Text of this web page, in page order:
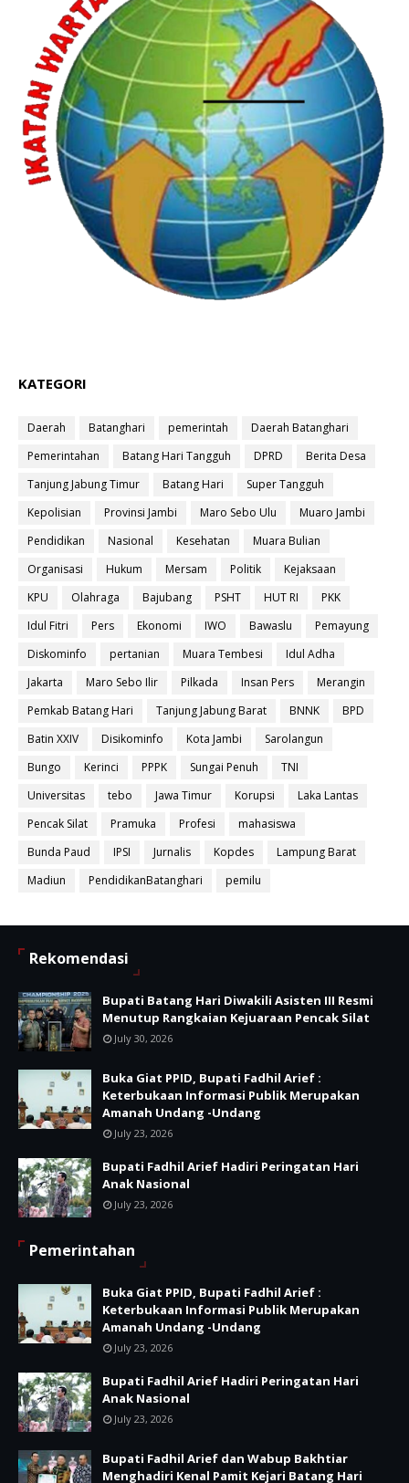
KATEGORI
Daerah Batanghari pemerintah
Daerah Batanghari
Pemerintahan
Batang Hari Tangguh DPRD
Berita Desa
Tanjung Jabung Timur
Batang Hari
Super Tangguh
Kepolisian
Provinsi Jambi Maro Sebo Ulu
Muaro Jambi
Pendidikan
Nasional Kesehatan
Muara Bulian
Organisasi
Hukum Mersam Politik
Kejaksaan
KPU
Olahraga Bajubang PSHT HUT RI
PKK
Idul Fitri
Pers Ekonomi IWO Bawaslu
Pemayung
Diskominfo
pertanian Muara Tembesi
Idul Adha
Jakarta
Maro Sebo Ilir Pilkada Insan Pers
Merangin
Pemkab Batang Hari
Tanjung Jabung Barat BNNK
BPD
Batin XXIV
Disikominfo Kota Jambi
Sarolangun
Bungo
Kerinci PPPK Sungai Penuh
TNI
Universitas
tebo Jawa Timur Korupsi
Laka Lantas
Pencak Silat
Pramuka Profesi
mahasiswa
Bunda Paud
IPSI Jurnalis Kopdes
Lampung Barat
Madiun
PendidikanBatanghari pemilu
Rekomendasi
Bupati Batang Hari Diwakili Asisten III Resmi
Menutup Rangkaian Kejuaraan Pencak Silat
July 30, 2026
Buka Giat PPID, Bupati Fadhil Arief :
Keterbukaan Informasi Publik Merupakan
Amanah Undang -Undang
July 23, 2026
Bupati Fadhil Arief Hadiri Peringatan Hari
Anak Nasional
July 23, 2026
Pemerintahan
Buka Giat PPID, Bupati Fadhil Arief :
Keterbukaan Informasi Publik Merupakan
Amanah Undang -Undang
July 23, 2026
Bupati Fadhil Arief Hadiri Peringatan Hari
Anak Nasional
July 23, 2026
Bupati Fadhil Arief dan Wabup Bakhtiar
Menghadiri Kenal Pamit Kejari Batang Hari